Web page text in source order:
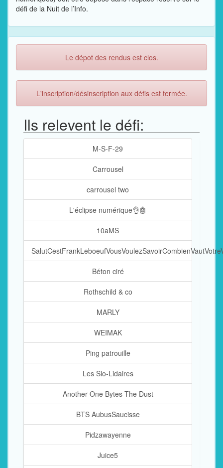
défi de la Nuit de l’Info.
Le dépot des rendus est clos.
L'inscription/désinscription aux défis est fermée.
Ils relevent le défi:
M-S-F-29
Carrousel
carrousel two
L'éclipse numérique👌🤖
10aMS
Béton ciré
Rothschild & co
MARLY
WEIMAK
Ping patrouille
Les Sio-Lidaires
Another One Bytes The Dust
BTS AubusSaucisse
Pidzawayenne
Juice5